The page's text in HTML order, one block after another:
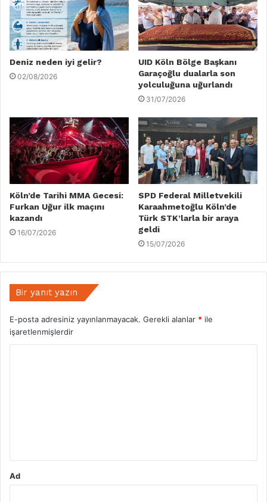
Deniz neden iyi gelir?
02/08/2026
UID Köln Bölge Başkanı
Garaçoğlu dualarla son
yolculuğuna uğurlandı
31/07/2026
Köln’de Tarihi MMA Gecesi:
Furkan Uğur ilk maçını
kazandı
16/07/2026
SPD Federal Milletvekili
Karaahmetoğlu Köln’de
Türk STK’larla bir araya
geldi
15/07/2026
Bir yanıt yazın
E-posta adresiniz yayınlanmayacak. Gerekli alanlar * ile
işaretlenmişlerdir
Ad